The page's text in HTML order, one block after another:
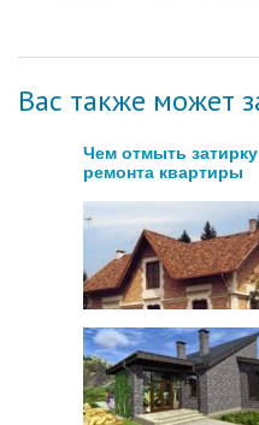
Вас также может
Чем отмыть
ремонта квартиры